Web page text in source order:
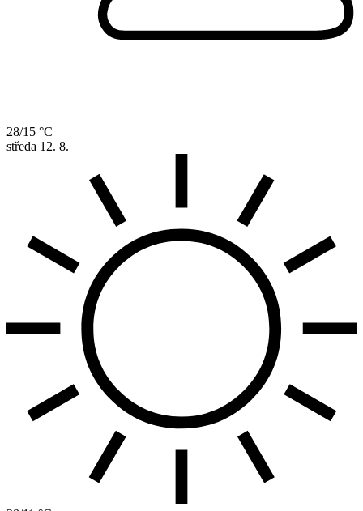
28/15 °C
středa 12. 8.